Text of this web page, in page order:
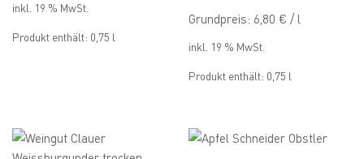
inkl. 19 % MwSt.
Produkt enthält: 0,75 l
Grundpreis: 6,80 € / l
inkl. 19 % MwSt.
Produkt enthält: 0,75 l